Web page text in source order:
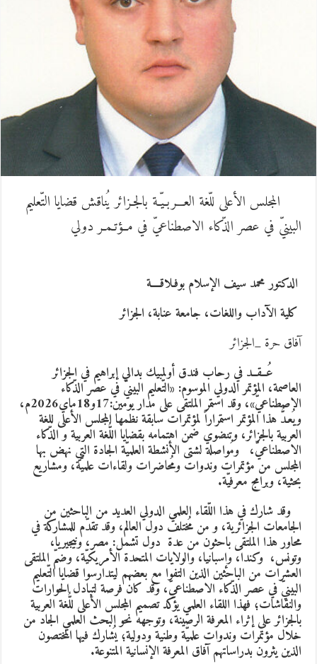
الأعلى للّغة العـــربـيّـة بالجـزائر يُناقش قضايا التّعليم
في عصر الذّكاء الاصطناعيّ في مــؤتـمـر دولي
محمد سيف الإسلام بوفـلاقــــة
الآداب واللغات، جامعة عنابة، الجزائر
حرة _الجزائر
في رحاب فندق أولمبيك بدالي إبراهيم في الجزائر
المؤتمر الدولي الموسوم:«التّعليم البينيّ في عصر الذّكاء
الاصطناعيّ»، وقد استمر الملتقى على مدار يومين:17و18ماي2026م،
هذا المؤتمر استمراراً لمؤتمرات سابقة نظمها المجلس الأعلى للغة
بالجزائر، وتنضوي ضمن اهتمامه بقضايا اللُّغة العربية و الذّكاء
ومُواصلة لشتى الأنشطة العلميّة الجادة التي نهض بها
من مؤتمرات وندوات ومُحاضرات ولقاءات علميّة، ومشاريع
وبرامج معرفيّة.
شارك في هذا اللّقاء العلمي الدولي العديد من الباحثين من
الجزائرية، و من مُختلف دول العالم، وقد تقدّم للمشاركة في
هذا الملتقى باحثون من عدة دول تشمل: مصر، ونيجيريا،
وكندا، وإسبانيا، والولايات المتحدة الأمريكيّة، وضمّ الملتقى
من الباحثين الذين التفوا مع بعضهم ليتدارسوا قضايا التّعليم
في عصر الذّكاء الاصطناعيّ، وقد كان فرصة لتبادل الحوارات
؛فهذا اللقاء العلمي يؤكد تصميمالمجلس الأعلى للُّغة العربية
على إثراء المعرفة الرصينة، وتوجهه نحو البحث العلمي الجاد من
مؤتمرات وندوات علميّة وطنية ودولية؛ يُشارك فيها المختصون
يثرون بدراساتهم آفاق المعرفة الإنسانية المتنوعة.